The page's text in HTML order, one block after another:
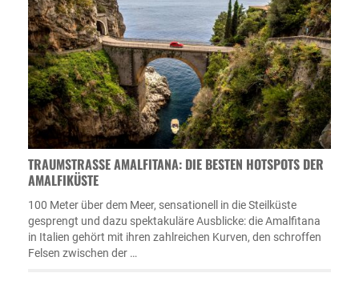
TRAUMSTRASSE AMALFITANA: DIE BESTEN HOTSPOTS DER A
MALFIKÜSTE
100 Meter über dem Meer, sensationell in die Steilküste
gesprengt und dazu spektakuläre Ausblicke: die Amalfitana
in Italien gehört mit ihren zahlreichen Kurven, den schroffen
Felsen zwischen der …